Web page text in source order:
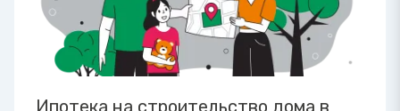
Ипотека на строительство дома в